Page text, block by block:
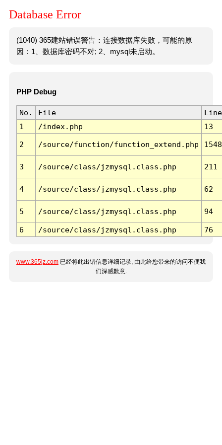
Database Error
(1040) 365建站错误警告：连接数据库失败，可能的原
因：1、数据库密码不对; 2、mysql未启动。
PHP Debug
No. File
Line
1
/index.php 13
2 /source/function/function_extend.php 1548
3 /source/class/jzmysql.class.php 211
4 /source/class/jzmysql.class.php 62
5 /source/class/jzmysql.class.php 94
6 /source/class/jzmysql.class.php 76
www.365jz.com 已经将此出错信息详细记录, 由此给您带来的访问不便我
们深感歉意.